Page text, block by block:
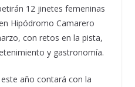
12 jinetes femeninas
Hipódromo Camarero
con retos en la pista,
y gastronomía.
este año contará con la